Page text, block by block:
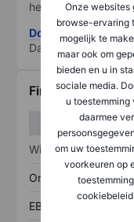
Onze websites
browse-ervaring
mogelijk te
maar ook om
bieden en u in
sociale media.
u
daarmee
om uw
voorkeuren op
het grootste risico).
Download de
Data provided by
Financiële
Winst/verlies
Omzet
EBITDA